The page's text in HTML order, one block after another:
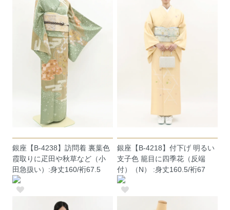
銀座【B-4238】訪問着 裏葉色
霞取りに疋田や秋草など（小
田急扱い）:身丈160/裄67.5
銀座【B-4218】付下げ 明るい
支子色 籠目に四季花（反端
付）（N） :身丈160.5/裄67